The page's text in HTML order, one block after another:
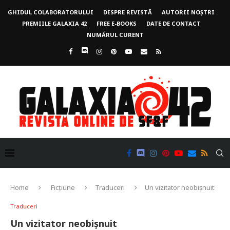
GHIDUL COLABORATORULUI DESPRE REVISTĂ
AUTORII NOȘTRI
PREMIILE GALAXIA 42
FREE E-BOOKS
DATE DE CONTACT
NUMĂRUL CURENT
Home Ficțiune Traduceri Un vizitator neobișnuit
Traduceri
Un vizitator neobișnuit